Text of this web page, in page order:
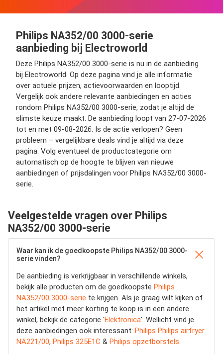
Philips NA352/00 3000-serie
aanbieding bij Electroworld
Deze Philips NA352/00 3000-serie is nu in de aanbieding
bij Electroworld. Op deze pagina vind je alle informatie
over actuele prijzen, actievoorwaarden en looptijd.
Vergelijk ook andere relevante aanbiedingen en acties
rondom Philips NA352/00 3000-serie, zodat je altijd de
slimste keuze maakt. De aanbieding loopt van 27-07-2026
tot en met 09-08-2026. Is de actie verlopen? Geen
probleem – vergelijkbare deals vind je altijd via deze
pagina. Volg eventueel de productcategorie om
automatisch op de hoogte te blijven van nieuwe
aanbiedingen of prijsdalingen voor Philips NA352/00 3000-
serie.
Veelgestelde vragen over Philips
NA352/00 3000-serie
Waar kan ik de goedkoopste Philips NA352/00 3000-
serie vinden?
De aanbieding is verkrijgbaar in verschillende winkels,
bekijk alle producten om de goedkoopste Philips
NA352/00 3000-serie te krijgen. Als je graag wilt kijken of
het artikel met meer korting te koop is in een andere
winkel, bekijk de categorie 'Elektronica'. Wellicht vind je
deze aanbiedingen ook interessant: Philips Philips airfryer
NA221/00, Philips 325E1C & Philips opzetborstels.